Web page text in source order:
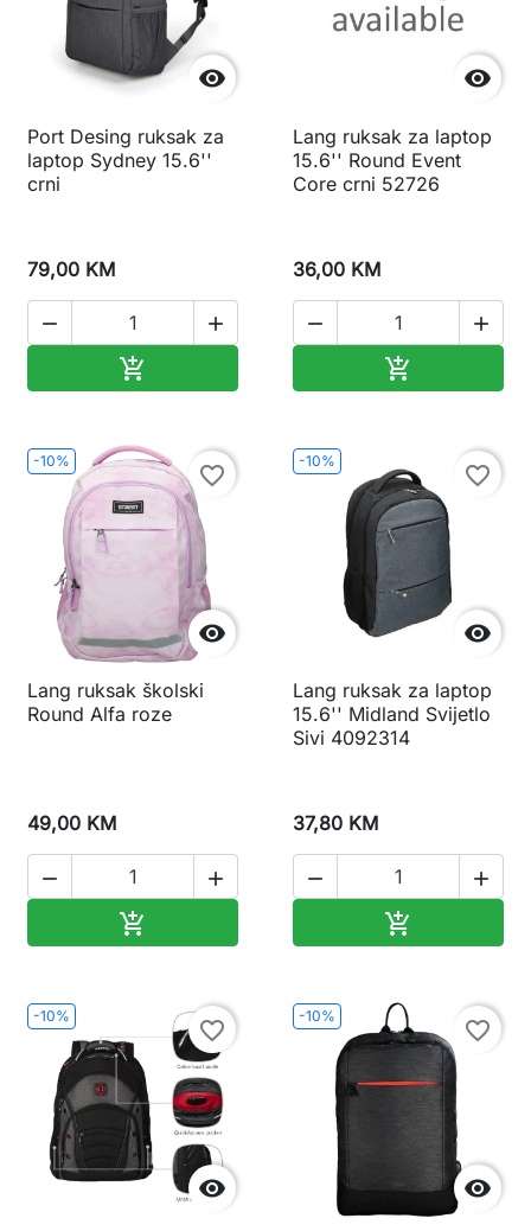

Port Desing ruksak za
laptop Sydney 15.6''
crni
79,00 KM
 


Lang ruksak za laptop
15.6'' Round Event
Core crni 52726
36,00 KM
 

-10%

favorite_border
Lang ruksak školski
Round Alfa roze
49,00 KM
 

-10%

favorite_border
Lang ruksak za laptop
15.6'' Midland Svijetlo
Sivi 4092314
37,80 KM
 

-10%

favorite_border
-10%

favorite_border